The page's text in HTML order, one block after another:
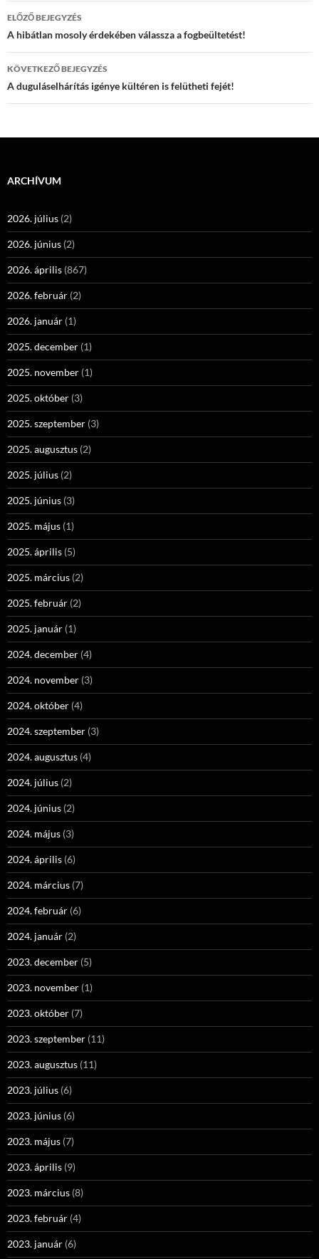
Bejegyzések
navigációja
ELŐZŐ BEJEGYZÉS
A hibátlan mosoly érdekében válassza a fogbeültetést!
KÖVETKEZŐ BEJEGYZÉS
A duguláselhárítás igénye kültéren is felütheti fejét!
ARCHÍVUM
2026. július (2)
2026. június (2)
2026. április (867)
2026. február (2)
2026. január (1)
2025. december (1)
2025. november (1)
2025. október (3)
2025. szeptember (3)
2025. augusztus (2)
2025. július (2)
2025. június (3)
2025. május (1)
2025. április (5)
2025. március (2)
2025. február (2)
2025. január (1)
2024. december (4)
2024. november (3)
2024. október (4)
2024. szeptember (3)
2024. augusztus (4)
2024. július (2)
2024. június (2)
2024. május (3)
2024. április (6)
2024. március (7)
2024. február (6)
2024. január (2)
2023. december (5)
2023. november (1)
2023. október (7)
2023. szeptember (11)
2023. augusztus (11)
2023. július (6)
2023. június (6)
2023. május (7)
2023. április (9)
2023. március (8)
2023. február (4)
2023. január (6)